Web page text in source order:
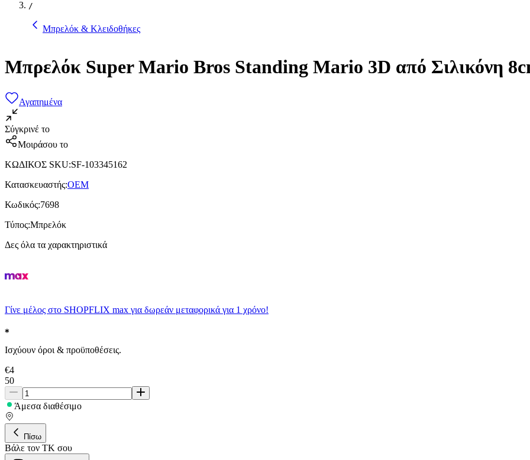
/
Μπρελόκ & Κλειδοθήκες
Μπρελόκ Super Mario Bros Standing Mario 3D από Σιλικόνη
Αγαπημένα
Σύγκρινέ το
Μοιράσου το
ΚΩΔΙΚΟΣ SKU:SF-103345162
Κατασκευαστής:ΟΕΜ
Κωδικός:7698
Τύπος:Μπρελόκ
Δες όλα τα χαρακτηριστικά
Γίνε μέλος στο SHOPFLIX max για δωρεάν μεταφορικά για 1 χρόνο!
Ισχύουν όροι & προϋποθέσεις.
€4
50
Άμεσα διαθέσιμο
Πίσω
Βάλε τον ΤΚ σου